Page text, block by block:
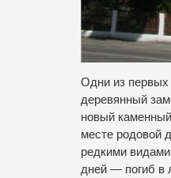
Одни из первых
деревянный
новый
месте родовой
редкими
дней — погиб в